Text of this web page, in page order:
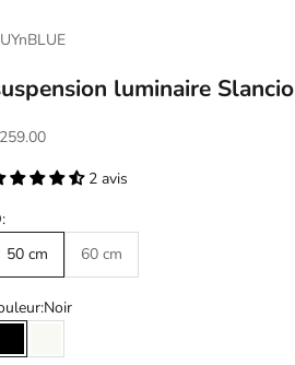
luminaire Slancio
2 avis
50 cm
60 cm
Noir
Noir